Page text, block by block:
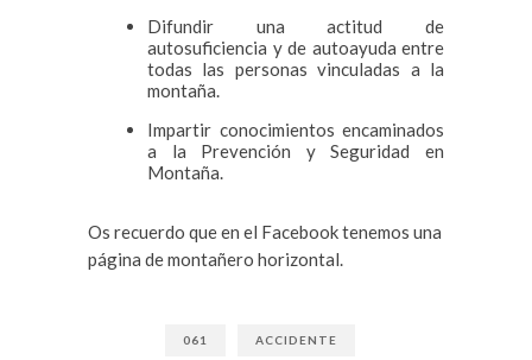
Difundir una actitud de
autosuficiencia y de autoayuda entre
todas las personas vinculadas a la
montaña.
Impartir conocimientos encaminados
a la Prevención y Seguridad en
Montaña.
Os recuerdo que en el Facebook tenemos una
página de montañero horizontal.
061 ACCIDENTE